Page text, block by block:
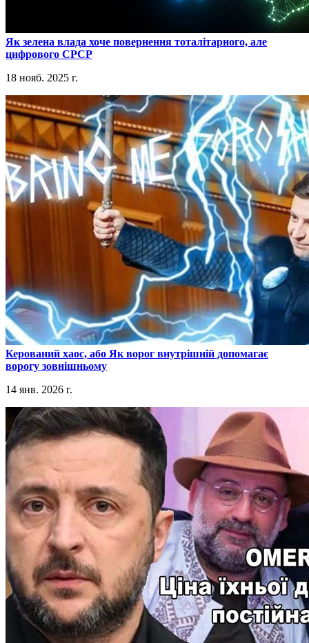
​Як зелена влада хоче повернення тоталітарного, але
цифрового СРСР
18 нояб. 2025 г.
​Керований хаос, або Як ворог внутрішній допомагає
ворогу зовнішньому
14 янв. 2026 г.